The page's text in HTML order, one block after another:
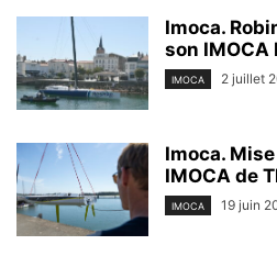
Imoca.
son IMOCA
IMOCA 2 juillet
Imoca.
IMOCA de
IMOCA 19 juin